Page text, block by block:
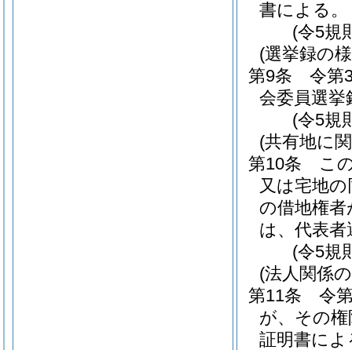
書による。
(令5規
(選挙録の
第9条
令第
会委員選
(令5規
(共有地に
第10条
こ
又は宅地
の借地権
は、代表
(令5規
(法人関係
第11条
令
が、その
証明書によ